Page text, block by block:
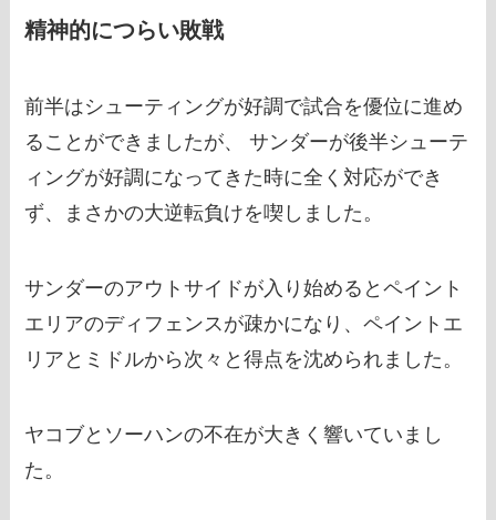
精神的につらい敗戦
前半はシューティングが好調で試合を優位に進め
ることができましたが、 サンダーが後半シューテ
ィングが好調になってきた時に全く対応ができ
ず、まさかの大逆転負けを喫しました。
サンダーのアウトサイドが入り始めるとペイント
エリアのディフェンスが疎かになり、ペイントエ
リアとミドルから次々と得点を沈められました。
ヤコブとソーハンの不在が大きく響いていまし
た。